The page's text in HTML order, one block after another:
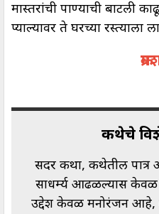
मास्तरांची पाण्याची बाटली
प्याल्यावर ते घरच्या रस्त्याला
कथेचे
सदर कथा, कथेतील पात्र
साधर्म्य आढळल्यास केवळ
उद्देश केवळ मनोरंजन आहे,